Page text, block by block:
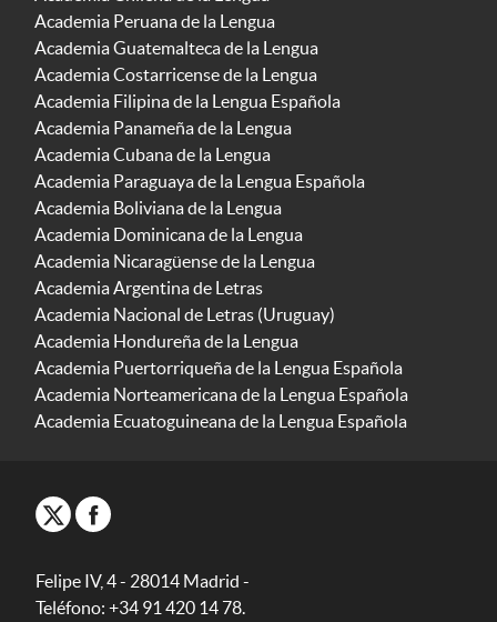
Academia Peruana de la Lengua
Academia Guatemalteca de la Lengua
Academia Costarricense de la Lengua
Academia Filipina de la Lengua Española
Academia Panameña de la Lengua
Academia Cubana de la Lengua
Academia Paraguaya de la Lengua Española
Academia Boliviana de la Lengua
Academia Dominicana de la Lengua
Academia Nicaragüense de la Lengua
Academia Argentina de Letras
Academia Nacional de Letras (Uruguay)
Academia Hondureña de la Lengua
Academia Puertorriqueña de la Lengua Española
Academia Norteamericana de la Lengua Española
Academia Ecuatoguineana de la Lengua Española
Felipe IV, 4 - 28014 Madrid -
Teléfono: +34 91 420 14 78.